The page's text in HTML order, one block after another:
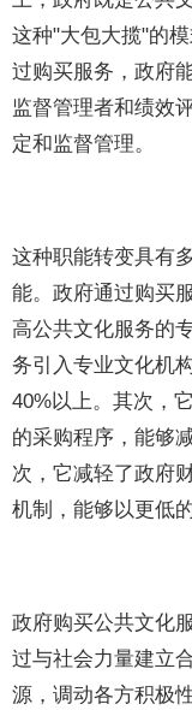
这种"大包大揽"的
过购买服务，政府
监督管理者和绩效
定和监督管理。
这种职能转变具有
能。政府通过购买
高公共文化服务的
务引入专业文化机
40%以上。其次，
的采购程序，能够
次，它减轻了政府
机制，能够以更低
政府购买公共文化
过与社会力量建立
源，调动各方积极